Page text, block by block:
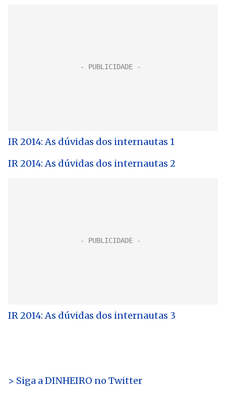
IR 2014: As dúvidas dos internautas 1
IR 2014: As dúvidas dos internautas 2
IR 2014: As dúvidas dos internautas 3
> Siga a DINHEIRO no Twitter